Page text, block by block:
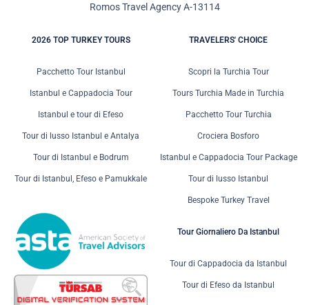
Romos Travel Agency A-13114
2026 TOP TURKEY TOURS
Pacchetto Tour Istanbul
Istanbul e Cappadocia Tour
Istanbul e tour di Efeso
Tour di lusso Istanbul e Antalya
Tour di Istanbul e Bodrum
Tour di Istanbul, Efeso e Pamukkale
TRAVELERS' CHOICE
Scopri la Turchia Tour
Tours Turchia Made in Turchia
Pacchetto Tour Turchia
Crociera Bosforo
Istanbul e Cappadocia Tour Package
Tour di lusso Istanbul
Bespoke Turkey Travel
Tour Giornaliero Da Istanbul
Tour di Cappadocia da Istanbul
Tour di Efeso da Istanbul